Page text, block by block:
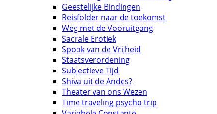
Geestelijke Bindingen
Reisfolder naar de toekomst
Weg met de Vooruitgang
Sacrale Erotiek
Spook van de Vrijheid
Staatsverordening
Subjectieve Tijd
Shiva uit de Andes?
Theater van ons Wezen
Time traveling psycho trip